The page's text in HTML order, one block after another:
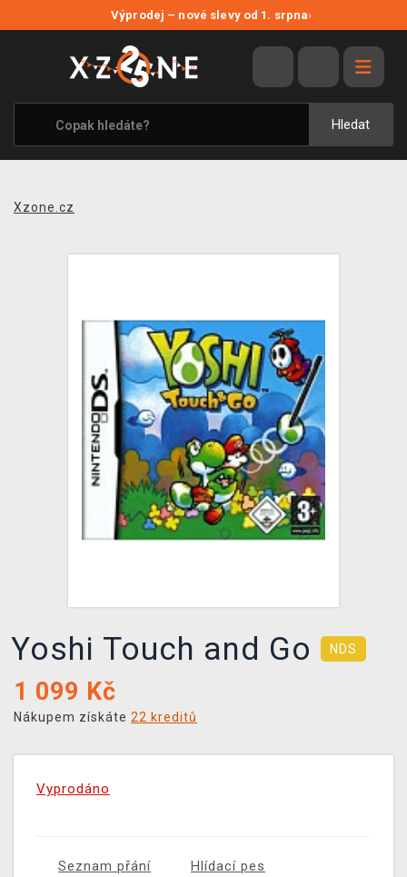
Výprodej – nové slevy od 1. srpna›
Hledat
VÝPRODEJ
VIDEOHRY
XZONE ORIGINALS
TÉMATIKY
PRODEJNY
DOPRAVA
XZONE KLUB
TCG & BOARDGAME HUB
Xzone.cz
Yoshi Touch and Go NDS
1 099 Kč
Nákupem získáte 22 kreditů
Vyprodáno
Seznam přání Hlídací pes